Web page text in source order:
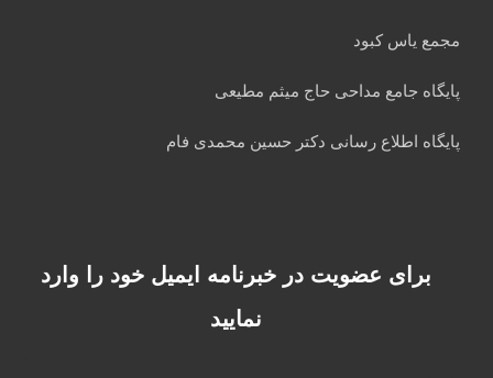
مجمع یاس کبود
پایگاه جامع مداحی حاج میثم مطیعی
پایگاه اطلاع رسانی دکتر حسین محمدی فام
برای عضویت در خبرنامه ایمیل خود را وارد
نمایید